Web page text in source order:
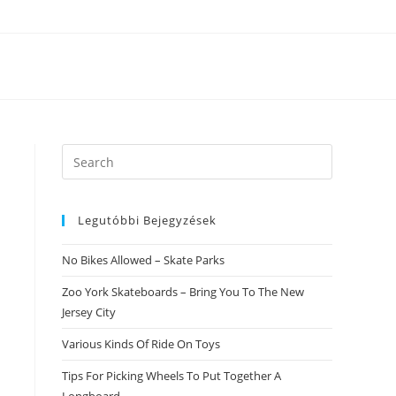
Search
this
Legutóbbi Bejegyzések
No Bikes Allowed – Skate Parks
Zoo York Skateboards – Bring You To The New
Jersey City
Various Kinds Of Ride On Toys
Tips For Picking Wheels To Put Together A